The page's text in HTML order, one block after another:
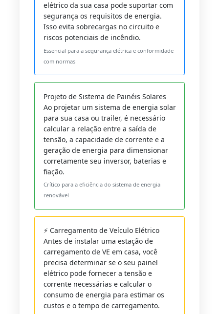
elétrico da sua casa pode suportar com
segurança os requisitos de energia.
Isso evita sobrecargas no circuito e
riscos potenciais de incêndio.
Essencial para a segurança elétrica e conformidade
com normas
Projeto de Sistema de Painéis Solares
Ao projetar um sistema de energia solar
para sua casa ou trailer, é necessário
calcular a relação entre a saída de
tensão, a capacidade de corrente e a
geração de energia para dimensionar
corretamente seu inversor, baterias e
fiação.
Crítico para a eficiência do sistema de energia
renovável
⚡ Carregamento de Veículo Elétrico
Antes de instalar uma estação de
carregamento de VE em casa, você
precisa determinar se o seu painel
elétrico pode fornecer a tensão e
corrente necessárias e calcular o
consumo de energia para estimar os
custos e o tempo de carregamento.